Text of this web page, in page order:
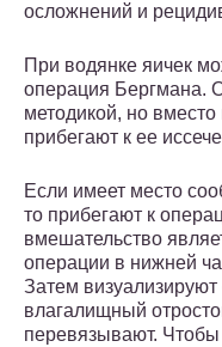
осложнений и
При водянке яичек
операция Бергмана.
методикой, но
прибегают к ее
Если имеет место
то прибегают к
вмешательство
операции в нижней
Затем
влагалищный
перевязывают. Чтобы